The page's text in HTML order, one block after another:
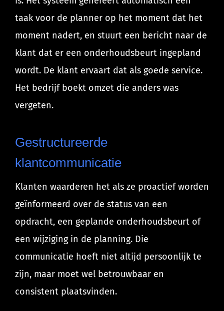
taak voor de planner op het moment dat het
moment nadert, en stuurt een bericht naar de
klant dat er een onderhoudsbeurt ingepland
wordt. De klant ervaart dat als goede service.
Het bedrijf boekt omzet die anders was
vergeten.
Gestructureerde
klantcommunicatie
Klanten waarderen het als ze proactief worden
geïnformeerd over de status van een
opdracht, een geplande onderhoudsbeurt of
een wijziging in de planning. Die
communicatie hoeft niet altijd persoonlijk te
zijn, maar moet wel betrouwbaar en
consistent plaatsvinden.